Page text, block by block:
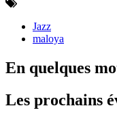
Jazz
maloya
En quelques
Les prochains